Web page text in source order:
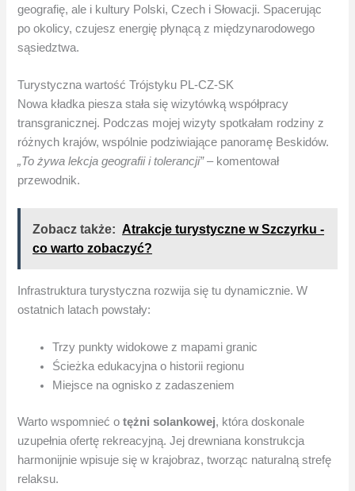
geografię, ale i kultury Polski, Czech i Słowacji. Spacerując
po okolicy, czujesz energię płynącą z międzynarodowego
sąsiedztwa.
Turystyczna wartość Trójstyku PL-CZ-SK
Nowa kładka piesza stała się wizytówką współpracy
transgranicznej. Podczas mojej wizyty spotkałam rodziny z
różnych krajów, wspólnie podziwiające panoramę Beskidów.
„To żywa lekcja geografii i tolerancji”– komentował
przewodnik.
Zobacz także: Atrakcje turystyczne w Szczyrku -
co warto zobaczyć?
Infrastruktura turystyczna rozwija się tu dynamicznie. W
ostatnich latach powstały:
Trzy punkty widokowe z mapami granic
Ścieżka edukacyjna o historii regionu
Miejsce na ognisko z zadaszeniem
Warto wspomnieć otężni solankowej, która doskonale
uzupełnia ofertę rekreacyjną. Jej drewniana konstrukcja
harmonijnie wpisuje się w krajobraz, tworząc naturalną strefę
relaksu.